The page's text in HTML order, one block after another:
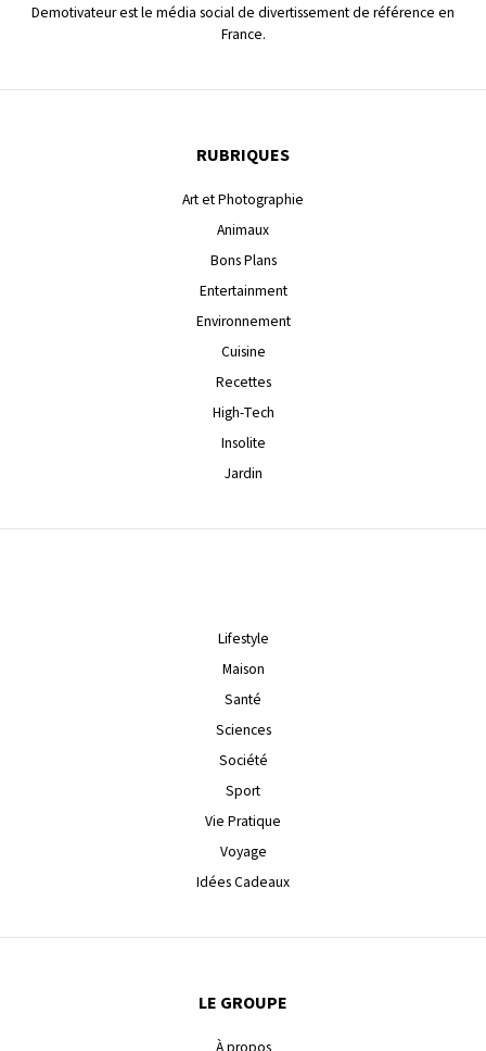
Demotivateur est le média social de divertissement de référence en
France.
RUBRIQUES
Art et Photographie
Animaux
Bons Plans
Entertainment
Environnement
Cuisine
Recettes
High-Tech
Insolite
Jardin
Lifestyle
Maison
Santé
Sciences
Société
Sport
Vie Pratique
Voyage
Idées Cadeaux
LE GROUPE